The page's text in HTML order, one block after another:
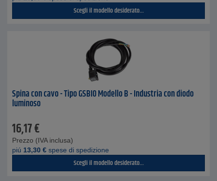
Scegli il modello desiderato...
Spina con cavo - Tipo GSBI0 Modello B - Industria con diodo
luminoso
16,17€
Prezzo (IVA inclusa)
piú 13,30 € spese di spedizione
Scegli il modello desiderato...